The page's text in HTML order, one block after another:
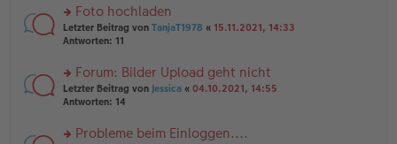
tr
a
g
e
n
er
tr
a
g
n
g
el
e
n
er
tr
rs
te
n
g
el
e
Foto hochladen
Letzter Beitrag von TanjaT1978 « 15.11.2021, 14:33
Antworten: 11
rs
te
n
Forum: Bilder Upload geht nicht
Letzter Beitrag von Jessica « 04.10.2021, 14:55
Antworten: 14
Probleme beim Einloggen....